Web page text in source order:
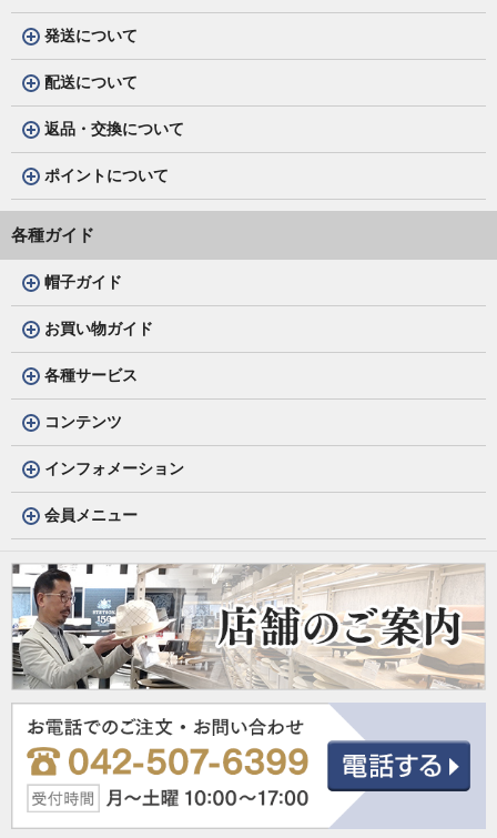
発送について
配送について
返品・交換について
ポイントについて
各種ガイド
帽子ガイド
お買い物ガイド
各種サービス
コンテンツ
インフォメーション
会員メニュー